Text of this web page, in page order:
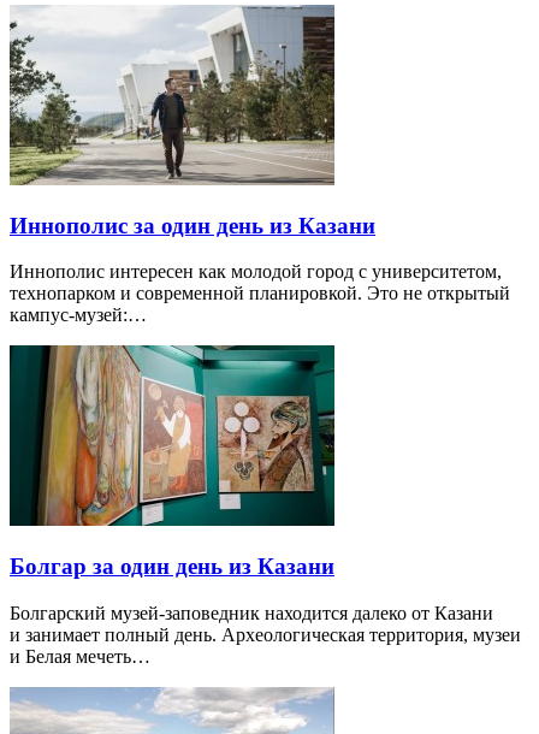
Иннополис за один день из Казани
Иннополис интересен как молодой город с университетом,
технопарком и современной планировкой. Это не открытый
кампус-музей:…
Болгар за один день из Казани
Болгарский музей-заповедник находится далеко от Казани
и занимает полный день. Археологическая территория, музеи
и Белая мечеть…